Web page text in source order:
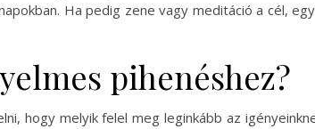
Ha pedig zene vagy meditáció a cél,
pihenéshez?
hogy melyik felel meg leginkább az